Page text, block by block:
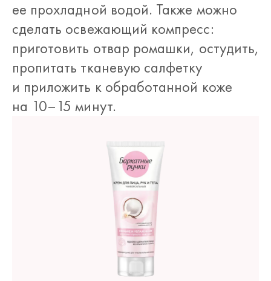
ее прохладной водой. Также можно
сделать освежающий компресс:
приготовить отвар ромашки, остудить,
пропитать тканевую салфетку
и приложить к обработанной коже
на 10–15 минут.